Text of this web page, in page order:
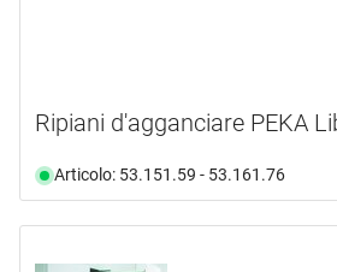
Ripiani d'agganciare PEKA
Articolo: 53.151.59 - 53.161.76